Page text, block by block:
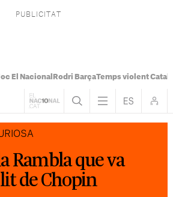
El Nacional Rodri BarçaTemps violent
Rambla que va
de Chopin